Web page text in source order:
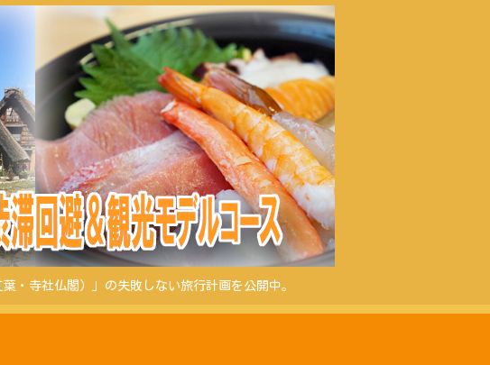
・寺社仏閣）」の失敗しない旅行計画を公開中。